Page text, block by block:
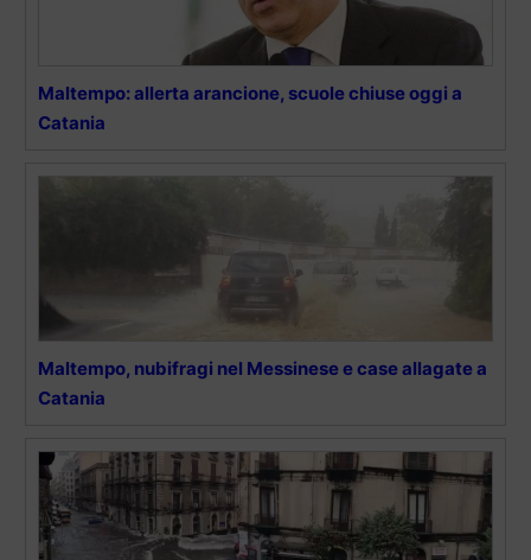
Maltempo: allerta arancione, scuole chiuse oggi a
Catania
Maltempo, nubifragi nel Messinese e case allagate a
Catania